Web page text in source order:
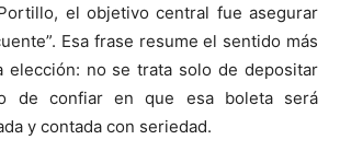
el objetivo central fue asegurar
Esa frase resume el sentido más
elección: no se trata solo de depositar
de confiar en que esa boleta será
y contada con seriedad.